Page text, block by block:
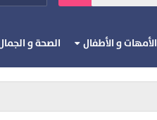
الأمهات و الأطفال الصحة و